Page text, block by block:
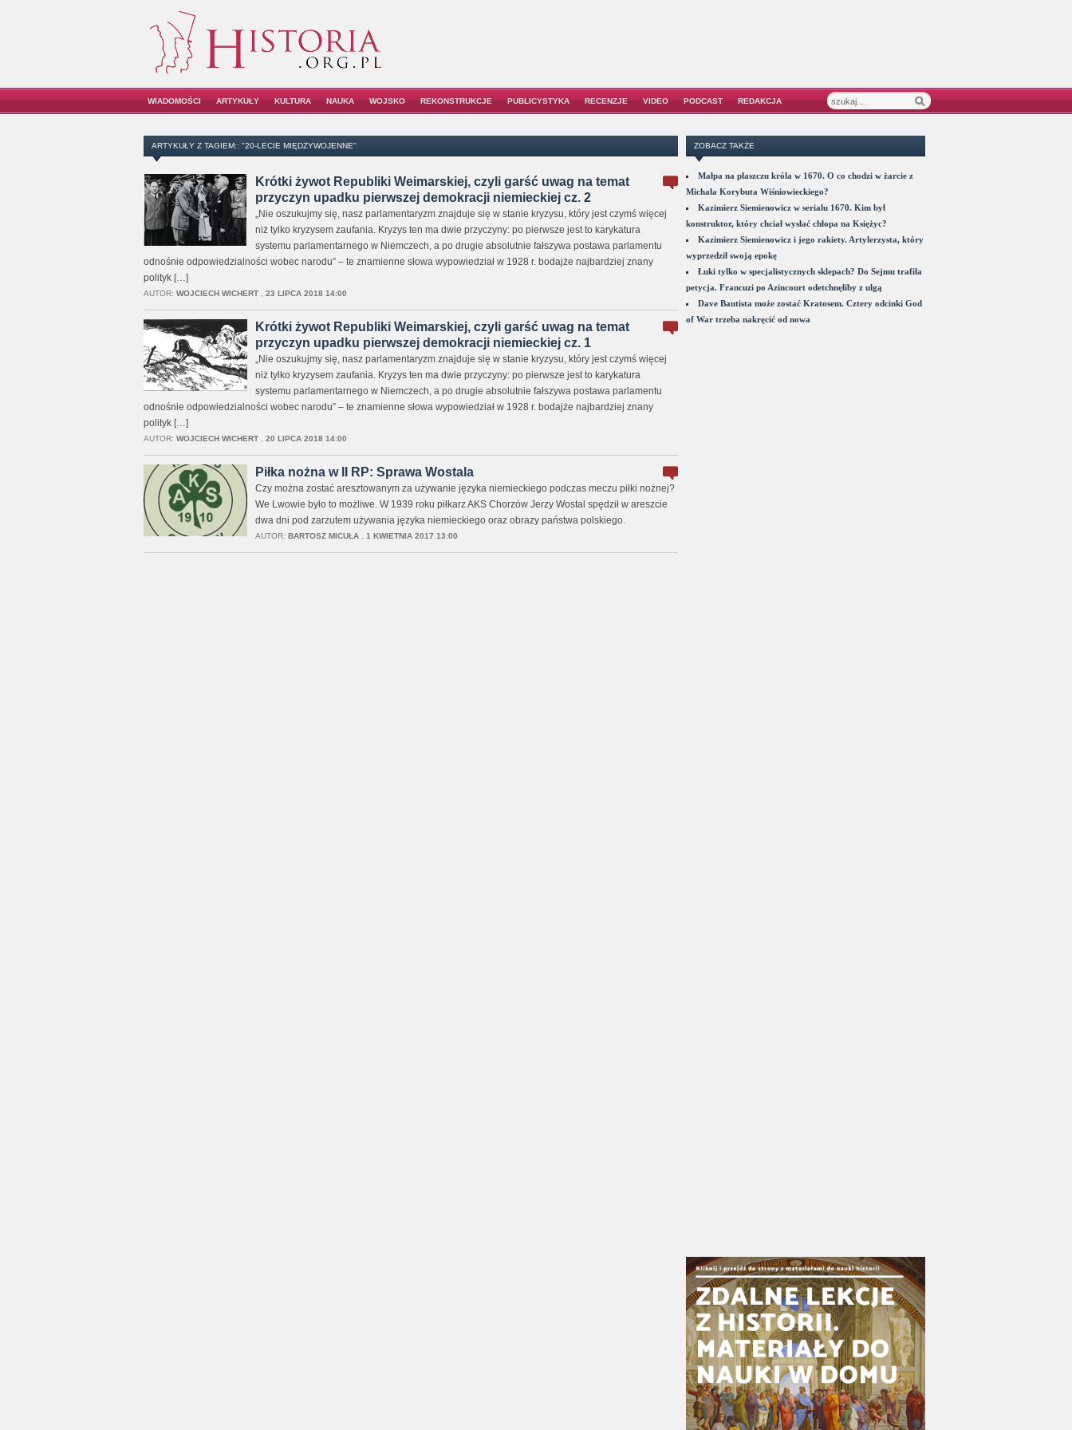
WIADOMOŚCI ARTYKUŁY KULTURA NAUKA WOJSKO REKONSTRUKCJE PUBLICYSTYKA RECENZJE VIDEO PODCAST REDAKCJA
ARTYKUŁY Z TAGIEM:: "20-LECIE MIĘDZYWOJENNE"
Krótki żywot Republiki Weimarskiej, czyli garść uwag na temat
przyczyn upadku pierwszej demokracji niemieckiej cz. 2
„Nie oszukujmy się, nasz parlamentaryzm znajduje się w stanie kryzysu, który jest czymś więcej
niż tylko kryzysem zaufania. Kryzys ten ma dwie przyczyny: po pierwsze jest to karykatura
systemu parlamentarnego w Niemczech, a po drugie absolutnie fałszywa postawa parlamentu
odnośnie odpowiedzialności wobec narodu” – te znamienne słowa wypowiedział w 1928 r. bodajże najbardziej znany
polityk […]
AUTOR: WOJCIECH WICHERT, 23 LIPCA 2018 14:00
Krótki żywot Republiki Weimarskiej, czyli garść uwag na temat
przyczyn upadku pierwszej demokracji niemieckiej cz. 1
„Nie oszukujmy się, nasz parlamentaryzm znajduje się w stanie kryzysu, który jest czymś więcej
niż tylko kryzysem zaufania. Kryzys ten ma dwie przyczyny: po pierwsze jest to karykatura
systemu parlamentarnego w Niemczech, a po drugie absolutnie fałszywa postawa parlamentu
odnośnie odpowiedzialności wobec narodu” – te znamienne słowa wypowiedział w 1928 r. bodajże najbardziej znany
polityk […]
AUTOR: WOJCIECH WICHERT, 20 LIPCA 2018 14:00
Piłka nożna w II RP: Sprawa Wostala
Czy można zostać aresztowanym za używanie języka niemieckiego podczas meczu piłki nożnej?
We Lwowie było to możliwe. W 1939 roku piłkarz AKS Chorzów Jerzy Wostal spędził w areszcie
dwa dni pod zarzutem używania języka niemieckiego oraz obrazy państwa polskiego.
AUTOR: BARTOSZ MICUŁA, 1 KWIETNIA 2017 13:00
ZOBACZ TAKŻE
Małpa na płaszczu króla w 1670. O co chodzi w żarcie z
Michała Korybuta Wiśniowieckiego?
Kazimierz Siemienowicz w serialu 1670. Kim był
konstruktor, który chciał wysłać chłopa na Księżyc?
Kazimierz Siemienowicz i jego rakiety. Artylerzysta, który
wyprzedził swoją epokę
Łuki tylko w specjalistycznych sklepach? Do Sejmu trafiła
petycja. Francuzi po Azincourt odetchnęliby z ulgą
Dave Bautista może zostać Kratosem. Cztery odcinki God
of War trzeba nakręcić od nowa